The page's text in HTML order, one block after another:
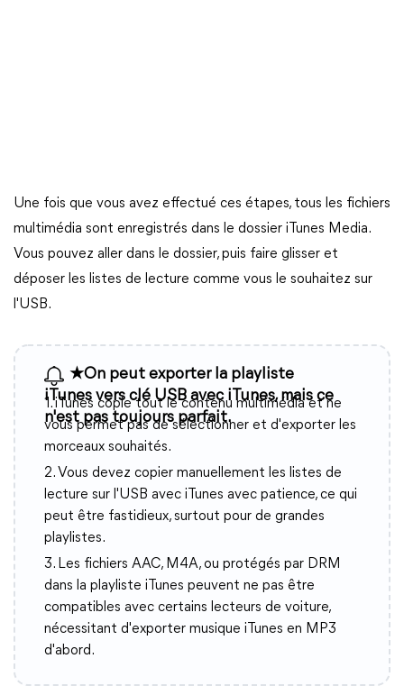
Une fois que vous avez effectué ces étapes, tous les fichiers
multimédia sont enregistrés dans le dossier iTunes Media.
Vous pouvez aller dans le dossier, puis faire glisser et
déposer les listes de lecture comme vous le souhaitez sur
l'USB.
★On peut exporter la playliste
iTunes vers clé USB avec iTunes, mais ce
n'est pas toujours parfait.
1. iTunes copie tout le contenu multimédia et ne
vous permet pas de sélectionner et d'exporter les
morceaux souhaités.
2. Vous devez copier manuellement les listes de
lecture sur l'USB avec iTunes avec patience, ce qui
peut être fastidieux, surtout pour de grandes
playlistes.
3. Les fichiers AAC, M4A, ou protégés par DRM
dans la playliste iTunes peuvent ne pas être
compatibles avec certains lecteurs de voiture,
nécessitant d'exporter musique iTunes en MP3
d'abord.